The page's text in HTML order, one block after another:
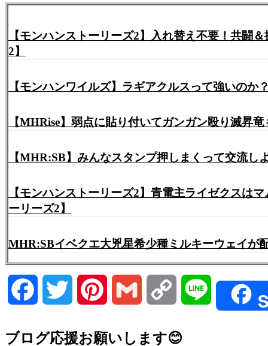
【モンハンストーリーズ2】入れ替え不要！共闘
2】
【モンハンワイルズ】ラギアクルスって強いのか
【MHRise】弱点に貼り付いてガンガン殴り滅昇
【MHR:SB】みんなスタンプ押しまくって交流し
【モンハンストーリーズ2】青電主ライゼクスは
ーリーズ2】
MHR:SBイベクエ大兇星希少種ミルキーウェイが
Facebook Twitter Pinterest Gmail Copy
ブログ応援お願いします😊